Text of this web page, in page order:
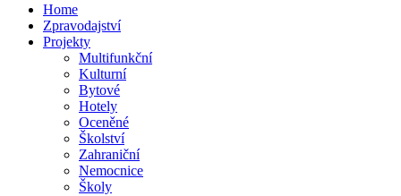
Home
Zpravodajství
Projekty
Multifunkční
Kulturní
Bytové
Hotely
Oceněné
Školství
Zahraniční
Nemocnice
Školy